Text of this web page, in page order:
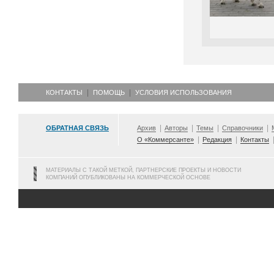
КОНТАКТЫ ПОМОЩЬ УСЛОВИЯ ИСПОЛЬЗОВАНИЯ
ОБРАТНАЯ СВЯЗЬ Архив Авторы Темы Справочники
О «Коммерсанте»
Редакция Контакты
МАТЕРИАЛЫ С ТАКОЙ МЕТКОЙ, ПАРТНЕРСКИЕ ПРОЕКТЫ И НОВОСТИ
КОМПАНИЙ ОПУБЛИКОВАНЫ НА КОММЕРЧЕСКОЙ ОСНОВЕ